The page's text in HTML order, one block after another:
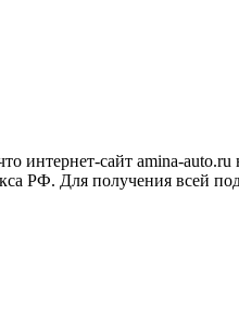
интернет-сайт amina-
РФ. Для получения всей